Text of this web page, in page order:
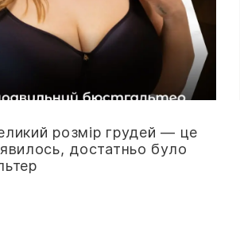
розмір грудей — це
достатньо було